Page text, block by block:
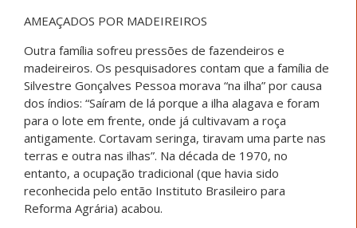
AMEAÇADOS POR MADEIREIROS
Outra família sofreu pressões de fazendeiros e
madeireiros. Os pesquisadores contam que a família de
Silvestre Gonçalves Pessoa morava “na ilha” por causa
dos índios: “Saíram de lá porque a ilha alagava e foram
para o lote em frente, onde já cultivavam a roça
antigamente. Cortavam seringa, tiravam uma parte nas
terras e outra nas ilhas”. Na década de 1970, no
entanto, a ocupação tradicional (que havia sido
reconhecida pelo então Instituto Brasileiro para
Reforma Agrária) acabou.